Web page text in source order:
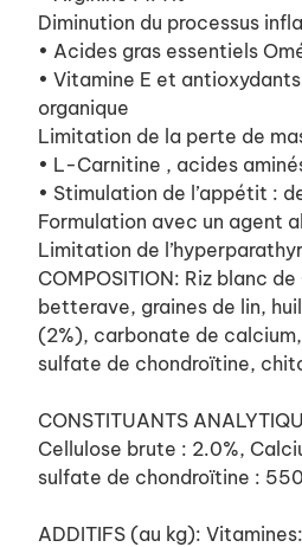
Diminution du processus
• Acides gras essentiels
• Vitamine E et
organique
Limitation de la perte de
• L-Carnitine , acides
• Stimulation de l’appétit :
Formulation avec un agent
Limitation de
COMPOSITION: Riz blanc
betterave, graines de lin,
(2%), carbonate de
sulfate de chondroïtine,
CONSTITUANTS
Cellulose brute : 2.0%,
sulfate de chondroïtine :
ADDITIFS (au kg):